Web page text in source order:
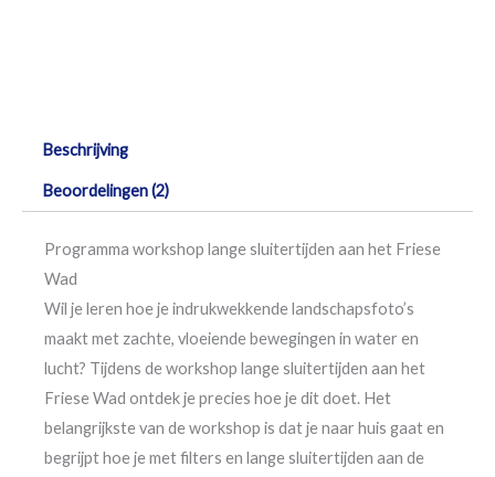
Beschrijving
Beoordelingen (2)
Programma workshop lange sluitertijden aan het Friese
Wad
Wil je leren hoe je indrukwekkende landschapsfoto’s
maakt met zachte, vloeiende bewegingen in water en
lucht? Tijdens de workshop lange sluitertijden aan het
Friese Wad ontdek je precies hoe je dit doet. Het
belangrijkste van de workshop is dat je naar huis gaat en
begrijpt hoe je met filters en lange sluitertijden aan de